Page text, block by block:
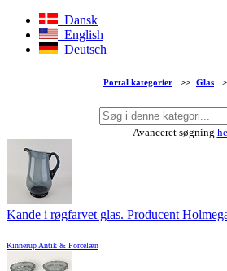
Dansk
English
Deutsch
Portal kategorier >> Glas
Avanceret søgning
Kande i røgfarvet glas. Producent
Kinnerup Antik & Porcelæn